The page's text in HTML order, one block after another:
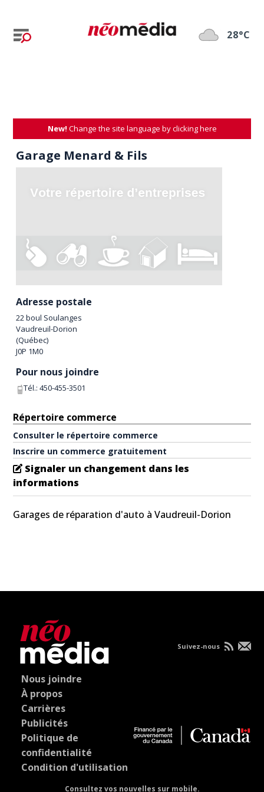
28°C
New! Change the site language by clicking here
Garage Menard & Fils
Adresse postale
22 boul Soulanges
Vaudreuil-Dorion
(Québec)
J0P 1M0
Pour nous joindre
Tél.:450-455-3501
Répertoire commerce
Consulter le répertoire commerce
Inscrire un commerce gratuitement
Signaler un changement dans les
informations
Garages de réparation d'auto à Vaudreuil-Dorion
Nous joindre
À propos
Carrières
Publicités
Politique de
confidentialité
Condition d'utilisation
Consultez vos nouvelles sur mobile.
Suivez-nous